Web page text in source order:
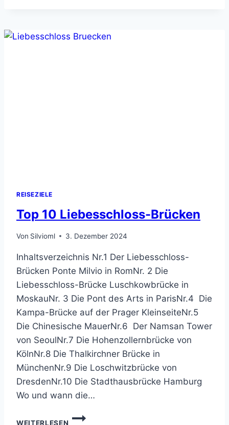
GUIDE
REISEZIELE
Top 10 Liebesschloss-Brücken
Von Silvioml 3. Dezember 2024
Inhaltsverzeichnis Nr.1 Der Liebesschloss-
Brücken Ponte Milvio in RomNr. 2 Die
Liebesschloss-Brücke Luschkowbrücke in
MoskauNr. 3 Die Pont des Arts in ParisNr.4 Die
Kampa-Brücke auf der Prager KleinseiteNr.5
Die Chinesische MauerNr.6 Der Namsan Tower
von SeoulNr.7 Die Hohenzollernbrücke von
KölnNr.8 Die Thalkirchner Brücke in
MünchenNr.9 Die Loschwitzbrücke von
DresdenNr.10 Die Stadthausbrücke Hamburg
Wo und wann die…
WEITERLESEN
TOP